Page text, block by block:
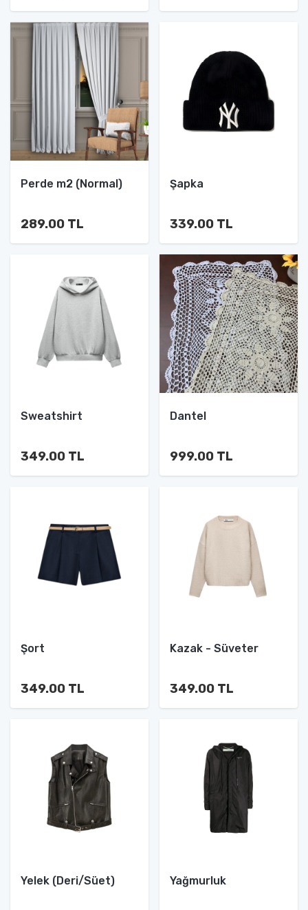
Perde m2 (Normal)
289.00 TL
Şapka
339.00 TL
Sweatshirt
349.00 TL
Dantel
999.00 TL
Şort
349.00 TL
Kazak - Süveter
349.00 TL
Yelek (Deri/Süet) Yağmurluk